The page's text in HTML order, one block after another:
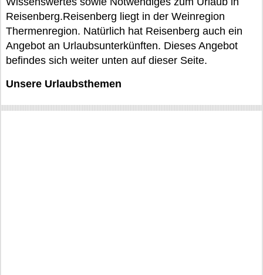
Reisenberg.Reisenberg liegt in der Weinregion
Thermenregion. Natürlich hat Reisenberg auch ein
Angebot an Urlaubsunterkünften. Dieses Angebot
befindes sich weiter unten auf dieser Seite.
Unsere Urlaubsthemen